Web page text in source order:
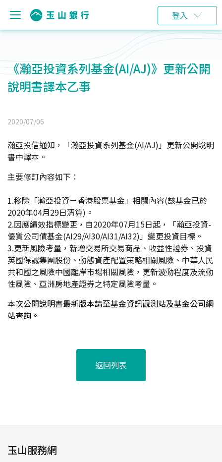
登入
《瀚亞投資系列基金(AI/AJ)》更新公開
說明書譯本乙事
2020/07/06
瀚亞投信通知，「瀚亞投資系列基金(AI/AJ)」更新公開說明
書中譯本。
主要修訂內容如下：
1.移除「瀚亞投資－香港股票基金」相關內容(該基金已於
2020年04月29日清算)。
2.因應績效指標變更，自2020年07月15日起，「瀚亞投資-
優質公司債基金(AI29/AI30/AI31/AI32)」變更投資目標。
3.更新風險考量，新增交易所交易商品、收益性證券、投資
英國保誠集團股份、動態資產配置策略相關風險、中華人民
共和國之風險中國離岸市場相關風險，更新波動程度及流動
性風險、亞洲房地產證券之特定風險考量。
本次公開說明書最新版本請至基金資訊觀測站及基金公司網
站查詢。
返回列表
玉山服務網